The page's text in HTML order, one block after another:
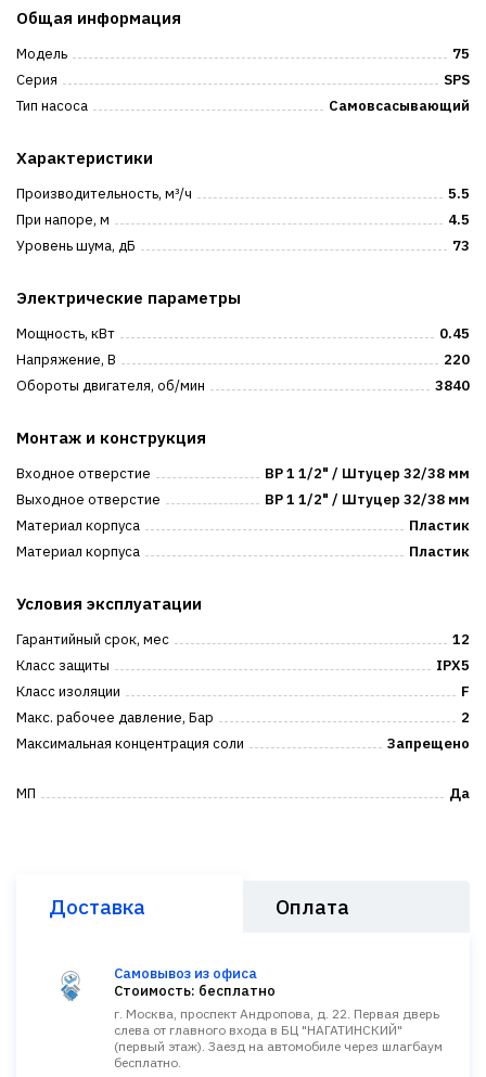
Общая информация
Модель
75
Серия
SPS
Тип насоса
Самовсасывающий
Характеристики
Производительность, м³/ч
5.5
При напоре, м
4.5
Уровень шума, дБ
73
Электрические параметры
Мощность, кВт
0.45
Напряжение, В
220
Обороты двигателя, об/мин
3840
Монтаж и конструкция
Входное отверстие
ВР 1 1/2" / Штуцер 32/38 мм
Выходное отверстие
ВР 1 1/2" / Штуцер 32/38 мм
Материал корпуса
Пластик
Материал корпуса
Пластик
Условия эксплуатации
Гарантийный срок, мес
12
Класс защиты
IPX5
Класс изоляции
F
Макс. рабочее давление, Бар
2
Максимальная концентрация соли
Запрещено
МП Да
Доставка Оплата
Самовывоз из офиса
Стоимость: бесплатно
г. Москва, проспект Андропова, д. 22. Первая дверь
слева от главного входа в БЦ "НАГАТИНСКИЙ"
(первый этаж). Заезд на автомобиле через шлагбаум
бесплатно.